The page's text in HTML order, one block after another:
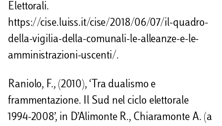
Elettorali.
https://cise.luiss.it/cise/2018/06/07/il-quadro-
della-vigilia-della-comunali-le-alleanze-e-le-
amministrazioni-uscenti/.
Raniolo, F., (2010), ‘Tra dualismo e
frammentazione. Il Sud nel ciclo elettorale
1994-2008’, in D’Alimonte R., Chiaramonte A. (a